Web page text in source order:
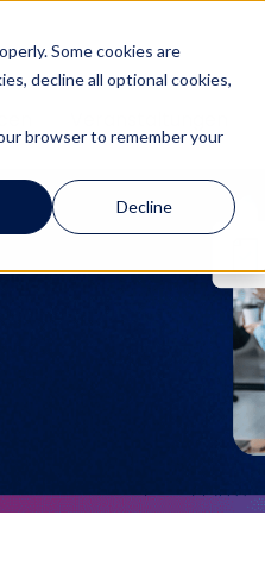
Some cookies are
decline all optional cookies,
browser to remember your
Decline